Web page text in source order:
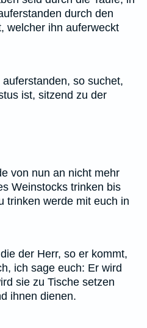
durch den
welcher ihn auferweckt
so suchet,
ist, sitzend zu der
von nun an nicht mehr
Weinstocks trinken bis
trinken werde mit euch in
der Herr, so er kommt,
ich sage euch: Er wird
sie zu Tische setzen
ihnen dienen.